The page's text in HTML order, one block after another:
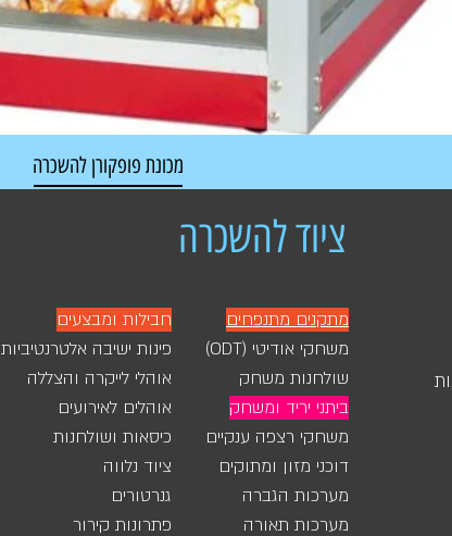
מכונת פופקורן להשכרה
ציוד להשכרה
מתקנים מתנפחים
משחקי אודיטי (ODT)
שולחנות משחק
ביתני יריד ומשחק
משחקי רצפה ענקיים
דוכני מזון ומתוקים
מערכות הגברה
מערכות תאורה
חבילות ומבצעים
פינות ישיבה אלטרנטיביות
אוהלי לייקרה והצללה
אוהלים לאירועים
כיסאות ושולחנות
ציוד נלווה
גנרטורים
פתרונות קירור